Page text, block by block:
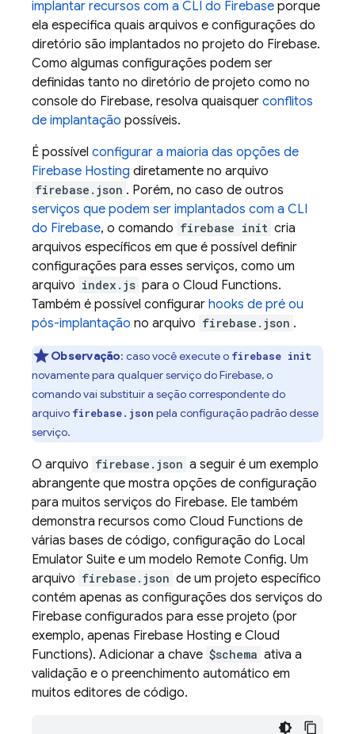
implantar recursos com a CLI do Firebase porque
ela especifica quais arquivos e configurações do
diretório são implantados no projeto do Firebase.
Como algumas configurações podem ser
definidas tanto no diretório de projeto como no
console do Firebase, resolva quaisquer conflitos
de implantação possíveis.
É possível configurar a maioria das opções de
Firebase Hosting diretamente no arquivo
firebase.json . Porém, no caso de outros
serviços que podem ser implantados com a CLI
do Firebase, o comando firebase init cria
arquivos específicos em que é possível definir
configurações para esses serviços, como um
arquivo index.js para o Cloud Functions.
Também é possível configurar hooks de pré ou
pós-implantação no arquivo firebase.json .
Observação: caso você execute o firebase init
novamente para qualquer serviço do Firebase, o
comando vai substituir a seção correspondente do
arquivo firebase.json pela configuração padrão desse
serviço.
O arquivo firebase.json a seguir é um exemplo
abrangente que mostra opções de configuração
para muitos serviços do Firebase. Ele também
demonstra recursos como Cloud Functions de
várias bases de código, configuração do Local
Emulator Suite e um modelo Remote Config. Um
arquivo firebase.json de um projeto específico
contém apenas as configurações dos serviços do
Firebase configurados para esse projeto (por
exemplo, apenas Firebase Hosting e Cloud
Functions). Adicionar a chave $schema ativa a
validação e o preenchimento automático em
muitos editores de código.